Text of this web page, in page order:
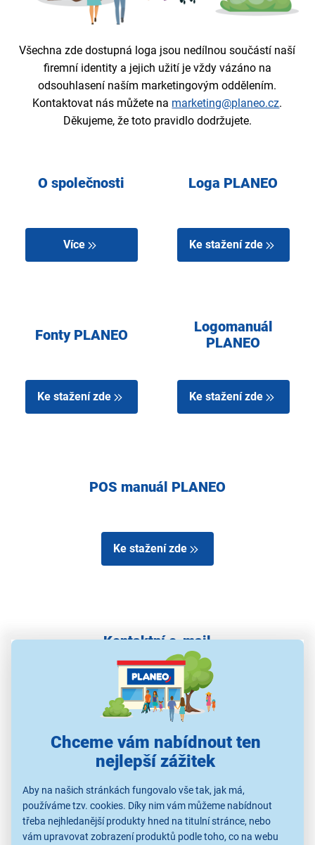
Chceme vám nabídnout ten
nejlepší zážitek
Aby na našich stránkách fungovalo vše tak, jak má,
používáme tzv. cookies. Díky nim vám můžeme nabídnout
třeba nejhledanější produkty hned na titulní stránce, nebo
vám upravovat zobrazení produktů podle toho, co na webu
Všechna zde dostupná loga jsou nedílnou součástí naší
firemní identity a jejich užití je vždy vázáno na
odsouhlasení naším marketingovým oddělením.
Kontaktovat nás můžete na marketing@planeo.cz.
Děkujeme, že toto pravidlo dodržujete.
O společnosti
Více
Loga PLANEO
Ke stažení zde
Fonty PLANEO
Ke stažení zde
Logomanuál
PLANEO
Ke stažení zde
POS manuál PLANEO
Ke stažení zde
Kontaktní e-mail
info@planeo.cz
Nevíte si s čímkoliv rady nebo
vás zajímají další informace?